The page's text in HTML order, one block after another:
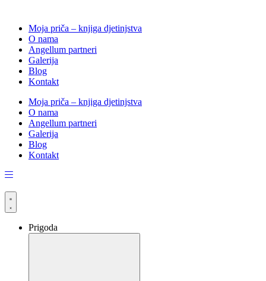
Moja priča – knjiga djetinjstva
O nama
Angellum partneri
Galerija
Blog
Kontakt
Moja priča – knjiga djetinjstva
O nama
Angellum partneri
Galerija
Blog
Kontakt
Prigoda